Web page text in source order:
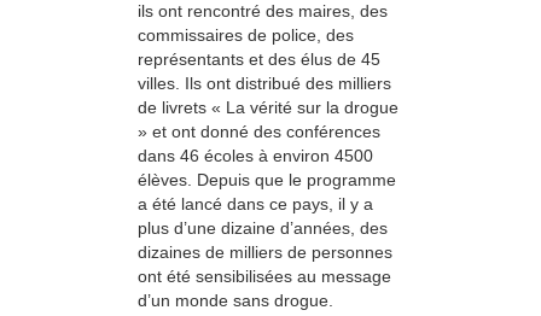
ils ont rencontré des maires, des
commissaires de police, des
représentants et des élus de 45
villes. Ils ont distribué des milliers
de livrets « La vérité sur la drogue
» et ont donné des conférences
dans 46 écoles à environ 4500
élèves. Depuis que le programme
a été lancé dans ce pays, il y a
plus d’une dizaine d’années, des
dizaines de milliers de personnes
ont été sensibilisées au message
d’un monde sans drogue.